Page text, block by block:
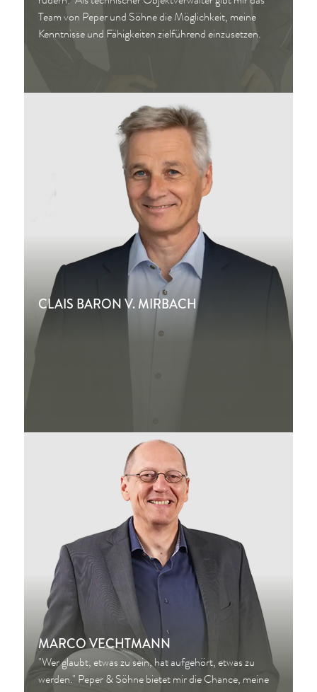
Team von Peper und Söhne die Möglichkeit, meine
Kenntnisse und Fähigkeiten zielführend einzusetzen.
CLAIS BARON V. MIRBACH
MARCO VECHTMANN
"Wer glaubt, etwas zu sein, hat aufgehört, etwas zu
werden." Peper & Söhne bietet mir die Chance, meine